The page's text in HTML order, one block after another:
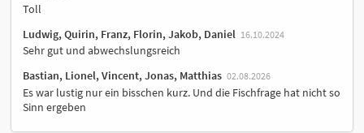
Toll
Ludwig, Quirin, Franz, Florin, Jakob, Daniel 16.10.2024
Sehr gut und abwechslungsreich
Bastian, Lionel, Vincent, Jonas, Matthias 02.08.2026
Es war lustig nur ein bisschen kurz. Und die Fischfrage hat nicht so
Sinn ergeben